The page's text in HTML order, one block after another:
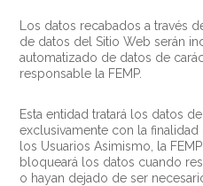
Los datos recabados a través
de datos del Sitio Web serán
automatizado de datos de
responsable la FEMP.
Esta entidad tratará los datos
exclusivamente con la
los Usuarios Asimismo, la
bloqueará los datos cuando
o hayan dejado de ser